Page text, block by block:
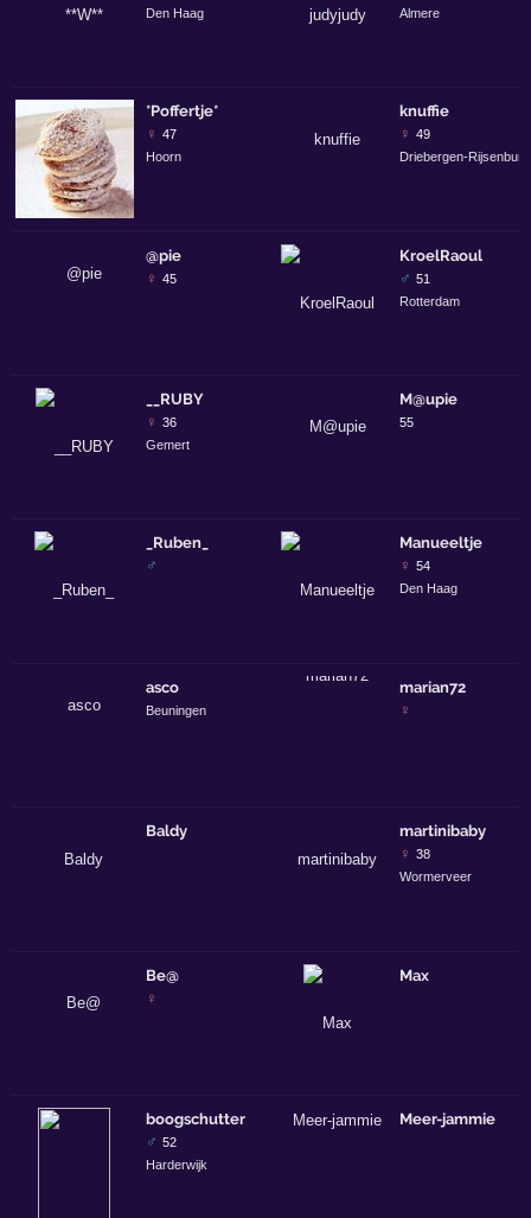
Den Haag
*Poffertje*
♀ 47
Hoorn
@pie
♀ 45
__RUBY
♀ 36
Gemert
_Ruben_
♂
asco
Beuningen
Baldy
Be@
♀
boogschutter
♂ 52
Harderwijk
Almere
knuffie
♀ 49
Driebergen-Rijsenburg
KroelRaoul
♂ 51
Rotterdam
M@upie
55
Manueeltje
♀ 54
Den Haag
marian72
♀
martinibaby
♀ 38
Wormerveer
Max
Meer-jammie